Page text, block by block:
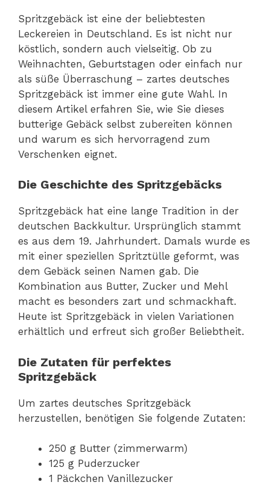
Spritzgebäck ist eine der beliebtesten
Leckereien in Deutschland. Es ist nicht nur
köstlich, sondern auch vielseitig. Ob zu
Weihnachten, Geburtstagen oder einfach nur
als süße Überraschung – zartes deutsches
Spritzgebäck ist immer eine gute Wahl. In
diesem Artikel erfahren Sie, wie Sie dieses
butterige Gebäck selbst zubereiten können
und warum es sich hervorragend zum
Verschenken eignet.
Die Geschichte des Spritzgebäcks
Spritzgebäck hat eine lange Tradition in der
deutschen Backkultur. Ursprünglich stammt
es aus dem 19. Jahrhundert. Damals wurde es
mit einer speziellen Spritztülle geformt, was
dem Gebäck seinen Namen gab. Die
Kombination aus Butter, Zucker und Mehl
macht es besonders zart und schmackhaft.
Heute ist Spritzgebäck in vielen Variationen
erhältlich und erfreut sich großer Beliebtheit.
Die Zutaten für perfektes
Spritzgebäck
Um zartes deutsches Spritzgebäck
herzustellen, benötigen Sie folgende Zutaten:
250 g Butter (zimmerwarm)
125 g Puderzucker
1 Päckchen Vanillezucker